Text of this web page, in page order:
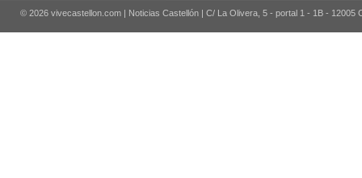
© 2026 vivecastellon.com | Noticias Castellón | C/ La Olivera, 5 - portal 1 - 1B - 12005